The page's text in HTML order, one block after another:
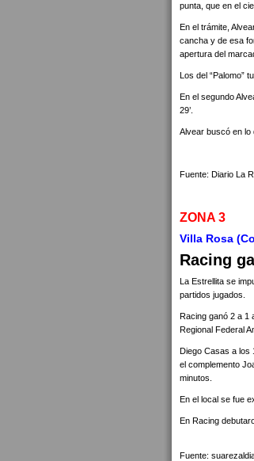
punta, que en el
En el trámite,
cancha y de esa
apertura del
Los del “Palomo”
En el segundo
29’.
Alvear buscó en lo
Fuente: Diario La
ZONA 3
Villa Rosa
Racing
La Estrellita se
partidos jugados.
Racing ganó 2 a 1
Regional Federal
Diego Casas a los
el complemento
minutos.
En el local se fue
En Racing
Fuente: